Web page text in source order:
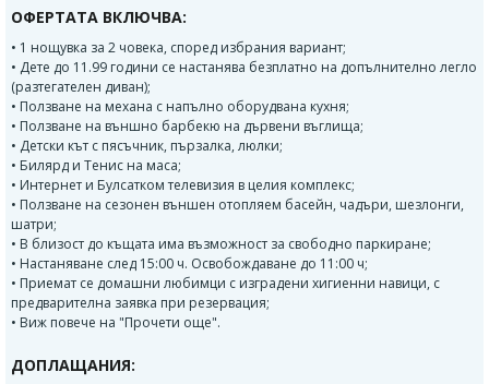
ОФЕРТАТА ВКЛЮЧВА:
• 1 нощувка за 2 човека, според избрания вариант;
• Дете до 11.99 години се настанява безплатно на допълнително легло
(разтегателен диван);
• Ползване на механа с напълно оборудвана кухня;
• Ползване на външно барбекю на дървени въглища;
• Детски кът с пясъчник, пързалка, люлки;
• Билярд и Тенис на маса;
• Интернет и Булсатком телевизия в целия комплекс;
• Ползване на сезонен външен отопляем басейн, чадъри, шезлонги,
шатри;
• В близост до къщата има възможност за свободно паркиране;
• Настаняване след 15:00 ч. Освобождаване до 11:00 ч;
• Приемат се домашни любимци с изградени хигиенни навици, с
предварителна заявка при резервация;
• Виж повече на "Прочети още".
ДОПЛАЩАНИЯ: